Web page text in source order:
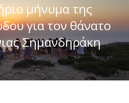
μήνυμα της
για τον θάνατο
Σημανδηράκη